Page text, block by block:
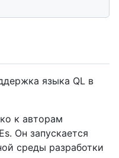
языка QL в
к авторам
Он запускается
среды разработки